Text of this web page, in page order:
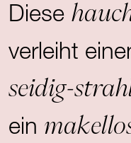
Diese
verleiht
seidig-
ein